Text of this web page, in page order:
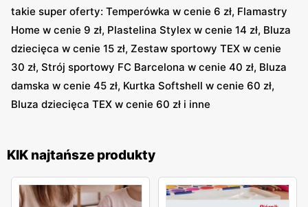
dostosowuje swoją ofertę do potrzeb i oczekiwań
Promocje KIK
To, co wyróżnia KIK to naprawdę niskie ceny. Nie dość, że
uatrakcyjniają. Rabaty sięgają nieraz do -70%. Warto
wybrać się na posezonowe wyprzedaże i upolować
rzeczy za śmiesznie niskie ceny. Dzisiejsza moda jest
takie super oferty: Temperówka w cenie 6 zł, Flamastry
Home w cenie 9 zł, Plastelina Stylex w cenie 14 zł, Bluza
dziecięca w cenie 15 zł, Zestaw sportowy TEX w cenie
30 zł, Strój sportowy FC Barcelona w cenie 40 zł, Bluza
damska w cenie 45 zł, Kurtka Softshell w cenie 60 zł,
Bluza dziecięca TEX w cenie 60 zł i inne
KIK najtańsze produkty